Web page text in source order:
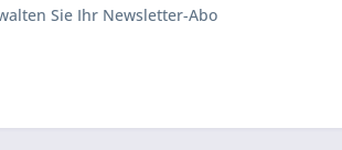
Sie Ihr Newsletter-Abo